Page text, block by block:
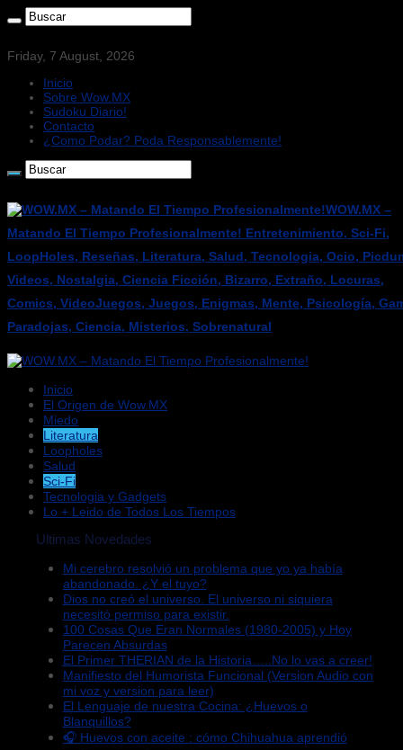
Friday, 7 August, 2026
Inicio
Sobre Wow.MX
Sudoku Diario!
Contacto
¿Como Podar? Poda Responsablemente!
WOW.MX –
Matando El Tiempo Profesionalmente! Entretenimiento, Sci-Fi,
LoopHoles, Reseñas, Literatura, Salud, Tecnologia, Ocio,
Videos, Nostalgia, Ciencia Ficción, Bizarro, Extraño, Locuras,
Comics, VideoJuegos, Juegos, Enigmas, Mente, Psicología,
Paradojas, Ciencia, Misterios, Sobrenatural
Inicio
El Origen de Wow.MX
Miedo
Literatura
Loopholes
Salud
Sci-Fi
Tecnologia y Gadgets
Lo + Leido de Todos Los Tiempos
Ultimas Novedades
Mi cerebro resolvió un problema que yo ya había
abandonado. ¿Y el tuyo?
Dios no creó el universo. El universo ni siquiera
necesitó permiso para existir.
100 Cosas Que Eran Normales (1980-2005) y Hoy
Parecen Absurdas
El Primer THERIAN de la Historia…..No lo vas a creer!
Manifiesto del Humorista Funcional (Version Audio con
mi voz y version para leer)
El Lenguaje de nuestra Cocina: ¿Huevos o
Blanquillos?
🎧 Huevos con aceite : cómo Chihuahua aprendió